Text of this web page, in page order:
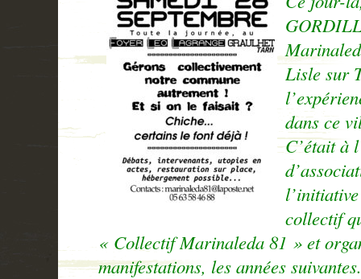
Lisle sur
dans ce
C’était à
collectif
« Collectif Marinaleda 81 » et
manifestations, les années